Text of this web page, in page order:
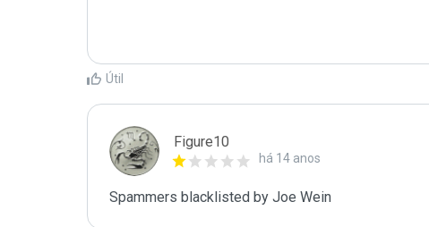
Útil
Figure10
há 14 anos
Spammers blacklisted by Joe Wein